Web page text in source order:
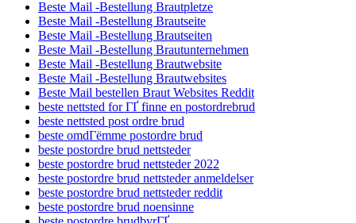
Beste Mail -Bestellung Brautpletze
Beste Mail -Bestellung Brautseite
Beste Mail -Bestellung Brautseiten
Beste Mail -Bestellung Brautunternehmen
Beste Mail -Bestellung Brautwebsite
Beste Mail -Bestellung Brautwebsites
Beste Mail bestellen Braut Websites Reddit
beste nettsted for ГҐ finne en postordrebrud
beste nettsted post ordre brud
beste omdГёmme postordre brud
beste postordre brud nettsteder
beste postordre brud nettsteder 2022
beste postordre brud nettsteder anmeldelser
beste postordre brud nettsteder reddit
beste postordre brud noensinne